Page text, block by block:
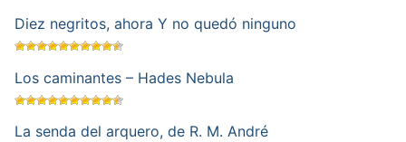
Diez negritos, ahora Y no quedó ninguno
Los caminantes – Hades Nebula
La senda del arquero, de R. M. André